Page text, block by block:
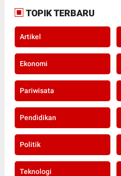
TOPIK TERBARU
Artikel
Ekonomi
Pariwisata
Pendidikan
Politik
Teknologi